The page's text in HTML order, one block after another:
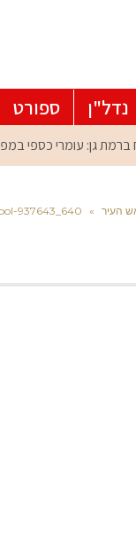
נדל"ן ספורט
העיר »
937643_640